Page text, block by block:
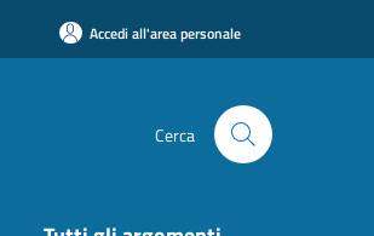
Accedi all'area personale
Cerca